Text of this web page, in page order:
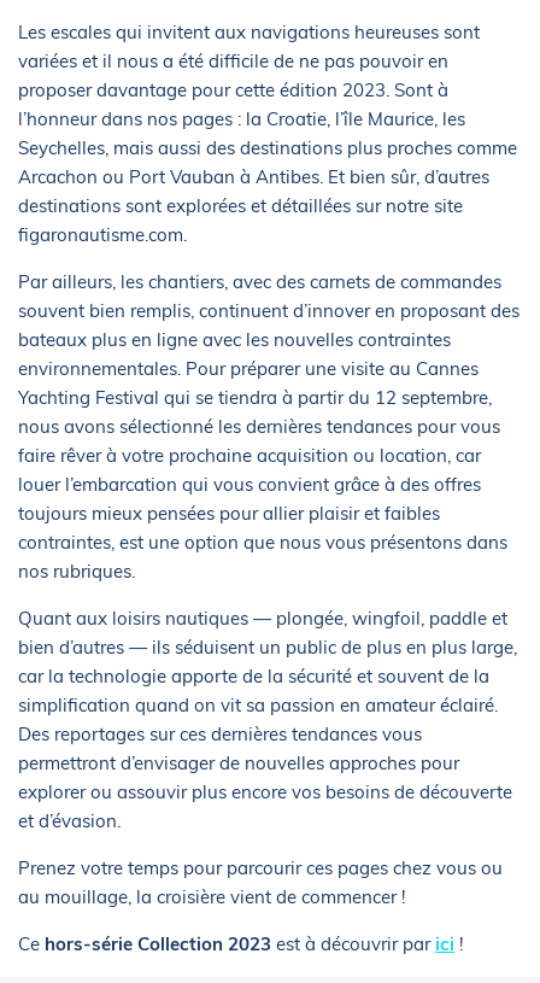
Les escales qui invitent aux navigations heureuses sont
variées et il nous a été difficile de ne pas pouvoir en
proposer davantage pour cette édition 2023. Sont à
l’honneur dans nos pages : la Croatie, l’île Maurice, les
Seychelles, mais aussi des destinations plus proches comme
Arcachon ou Port Vauban à Antibes. Et bien sûr, d’autres
destinations sont explorées et détaillées sur notre site
figaronautisme.com.
Par ailleurs, les chantiers, avec des carnets de commandes
souvent bien remplis, continuent d’innover en proposant des
bateaux plus en ligne avec les nouvelles contraintes
environnementales. Pour préparer une visite au Cannes
Yachting Festival qui se tiendra à partir du 12 septembre,
nous avons sélectionné les dernières tendances pour vous
faire rêver à votre prochaine acquisition ou location, car
louer l’embarcation qui vous convient grâce à des offres
toujours mieux pensées pour allier plaisir et faibles
contraintes, est une option que nous vous présentons dans
nos rubriques.
Quant aux loisirs nautiques — plongée, wingfoil, paddle et
bien d’autres — ils séduisent un public de plus en plus large,
car la technologie apporte de la sécurité et souvent de la
simplification quand on vit sa passion en amateur éclairé.
Des reportages sur ces dernières tendances vous
permettront d’envisager de nouvelles approches pour
explorer ou assouvir plus encore vos besoins de découverte
et d’évasion.
Prenez votre temps pour parcourir ces pages chez vous ou
au mouillage, la croisière vient de commencer !
Ce hors-série Collection 2023 est à découvrir par ici !